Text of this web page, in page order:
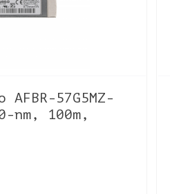
AFBR-57G5MZ-
nm, 100m,